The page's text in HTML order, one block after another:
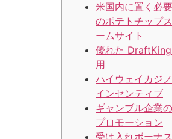
米国内に置く必
のポテトチップ
ームサイト
優れた
用
ハイウェイカジ
インセンティブ
ギャンブル企業
プロモーション